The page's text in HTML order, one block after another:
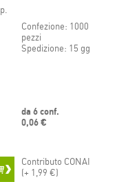
Confezione: 1000
pezzi
Spedizione: 15 gg
da 6 conf.
0,06 €
Contributo CONAI
(+ 1,99 €)